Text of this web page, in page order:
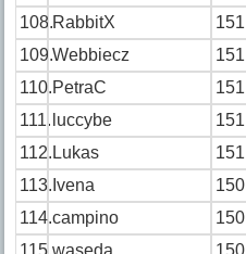
108.RabbitX
151
109.Webbiecz
151
110.PetraC
151
111. luccybe
151
112. Lukas
151
113. Ivena
150
114.campino
150
115.waseda
150